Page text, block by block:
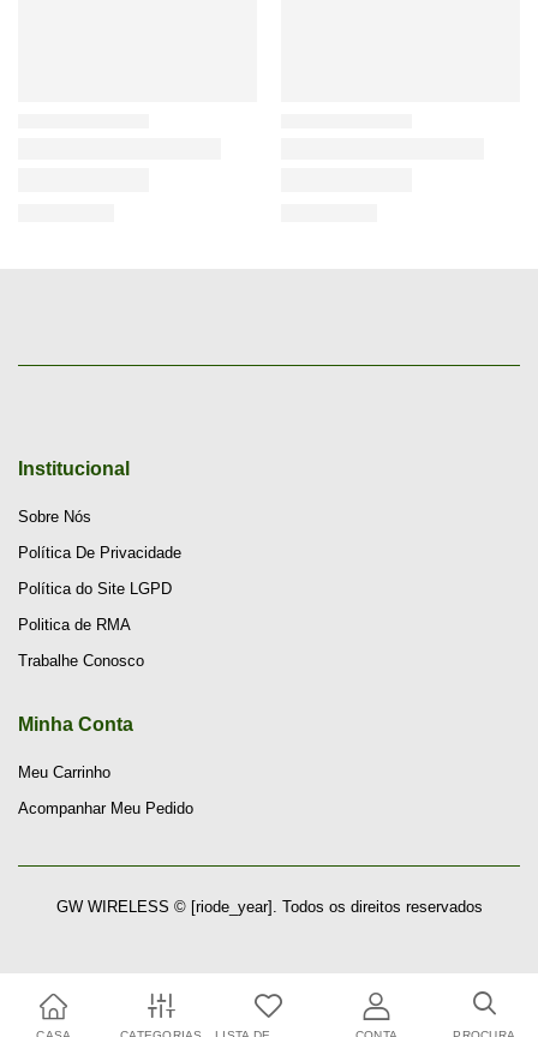
Institucional
Sobre Nós
Política De Privacidade
Política do Site LGPD
Politica de RMA
Trabalhe Conosco
Minha Conta
Meu Carrinho
Acompanhar Meu Pedido
GW WIRELESS © [riode_year]. Todos os direitos reservados